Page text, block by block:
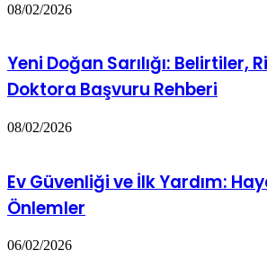
08/02/2026
Yeni Doğan Sarılığı: Belirtiler,
Doktora Başvuru Rehberi
08/02/2026
Ev Güvenliği ve İlk Yardım:
Önlemler
06/02/2026